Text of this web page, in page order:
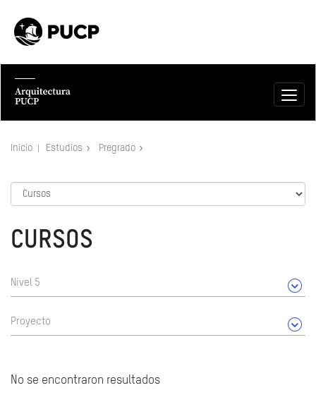
Inicio Estudios Pregrado
CURSOS
Nivel 5
Proyecto
No se encontraron resultados